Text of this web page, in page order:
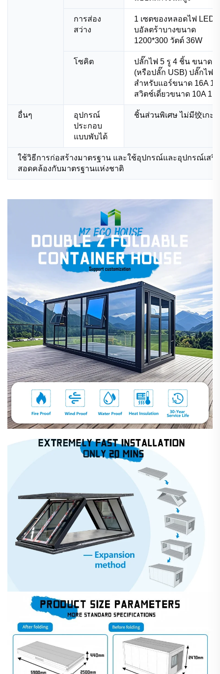
การส่อง
สว่าง
1 เซตของหลอดไฟ LED
บอัลตร้าบางขนาด
1200*300 วัตต์ 36W
โซคิต
ปลั๊กไฟ 5 รู 4 ชิ้น ขนาด
(หรือปลั๊ก USB) ปลั๊กไฟ
สำหรับแอร์ขนาด 16A 1
สวิตช์เดี่ยวขนาด 10A 1
อื่นๆ
อุปกรณ์
ประกอบ
แบบพับได้
ชิ้นส่วนพิเศษ ไม่มี饺เกะ
ใช้วิธีการก่อสร้างมาตรฐาน และใช้อุปกรณ์และอุปกรณ์เสริ
สอดคล้องกับมาตรฐานแห่งชาติ